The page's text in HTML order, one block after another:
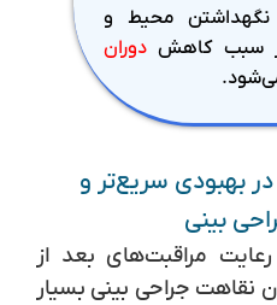
محیط و
سبب کاهش دوران
بهبودی سریع‌تر و
بینی
مراقبت‌های بعد از
نقاهت جراحی بینی بسیار